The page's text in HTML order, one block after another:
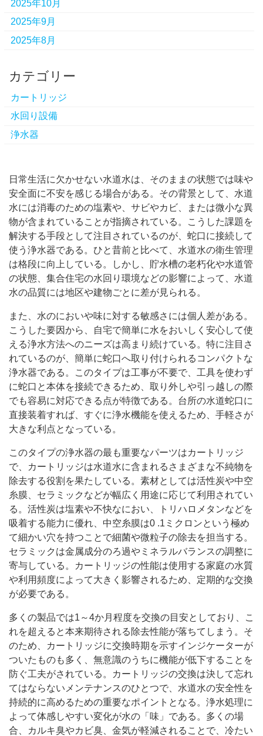
2025年10月
2025年9月
2025年8月
カテゴリー
カートリッジ
水回り設備
浄水器
日常生活に欠かせない水道水は、そのままの状態では味や
安全面に不安を感じる場合がある。 その背景として、水道
水には消毒のための塩素や、サビやカビ、または微小な異
物が含まれていることが指摘されている。こうした課題を
解決する手段として注目されているのが、蛇口に接続して
使う浄水器である。ひと昔前と比べて、水道水の衛生管理
は格段に向上している。しかし、貯水槽の老朽化や水道管
の状態、集合住宅の水回り環境などの影響によって、水道
水の品質には地区や建物ごとに差が見られる。
また、水のにおいや味に対する敏感さには個人差がある。
こうした要因から、自宅で簡単に水をおいしく安心して使
える浄水方法へのニーズは高まり続けている。特に注目さ
れているのが、簡単に蛇口へ取り付けられるコンパクトな
浄水器である。このタイプは工事が不要で、工具を使わず
に蛇口と本体を接続できるため、取り外しや引っ越しの際
でも容易に対応できる点が特徴である。台所の水道蛇口に
直接装着すれば、すぐに浄水機能を使えるため、手軽さが
大きな利点となっている。
このタイプの浄水器の最も重要なパーツはカートリッジ
で、カートリッジは水道水に含まれるさまざまな不純物を
除去する役割を果たしている。素材としては活性炭や中空
糸膜、セラミックなどが幅広く用途に応じて利用されてい
る。活性炭は塩素や不快なにおい、トリハロメタンなどを
吸着する能力に優れ、中空糸膜は0 .1ミクロンという極め
て細かい穴を持つことで細菌や微粒子の除去を担当する。
セラミックは金属成分のろ過やミネラルバランスの調整に
寄与している。カートリッジの性能は使用する家庭の水質
や利用頻度によって大きく影響されるため、定期的な交換
が必要である。
多くの製品では1～4か月程度を交換の目安としており、こ
れを超えると本来期待される除去性能が落ちてしまう。そ
のため、カートリッジに交換時期を示すインジケーターが
ついたものも多く、無意識のうちに機能が低下することを
防ぐ工夫がされている。カートリッジの交換は決して忘れ
てはならないメンテナンスのひとつで、水道水の安全性を
持続的に高めるための重要なポイントとなる。浄水処理に
よって体感しやすい変化が水の「味」である。多くの場
合、カルキ臭やカビ臭、金気が軽減されることで、冷たい